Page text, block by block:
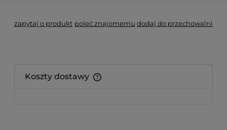
zapytaj o produkt poleć znajomemu dodaj do przechowalni
Koszty dostawy